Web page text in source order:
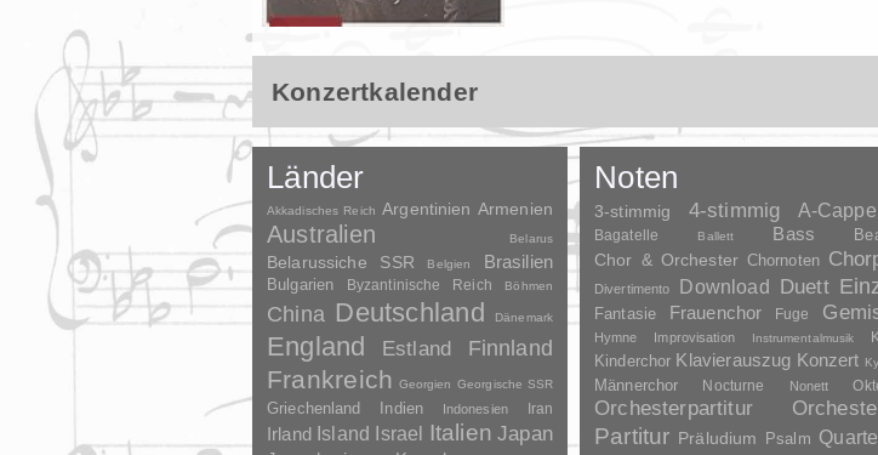
Konzertkalender
Länder
Akkadisches Reich Argentinien Armenien
Australien Belarus
Belarussiche SSR Belgien Brasilien
Bulgarien Byzantinische Reich Böhmen
China Deutschland Dänemark
England Estland Finnland
Frankreich Georgien Georgische SSR
Griechenland Indien Indonesien Iran
Irland Island Israel Italien Japan
Noten
3-stimmig 4-stimmig A-
Bagatelle Ballett Bass
Chor & Orchester Chornoten
Divertimento Download Duett
Fantasie Frauenchor Fuge
Hymne Improvisation Instrumentalmusik
Kinderchor Klavierauszug Konzert
Männerchor Nocturne Nonett
Orchesterpartitur
Partitur Präludium Psalm